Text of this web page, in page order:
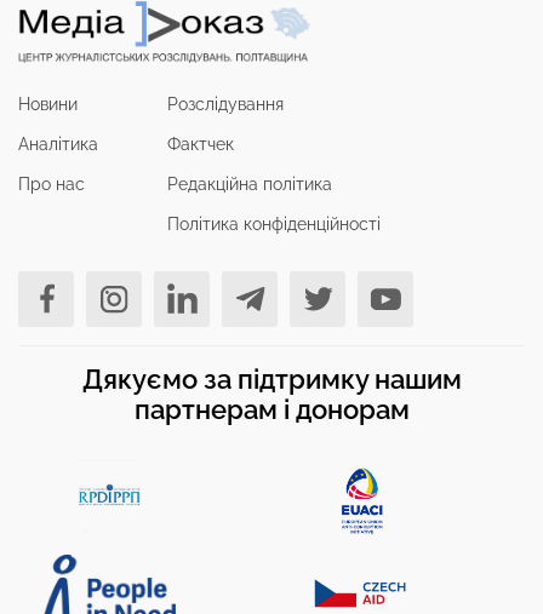
Новини
Аналітика
Про нас
Розслідування
Фактчек
Редакційна політика
Політика конфіденційності
Дякуємо за підтримку нашим
партнерам і донорам